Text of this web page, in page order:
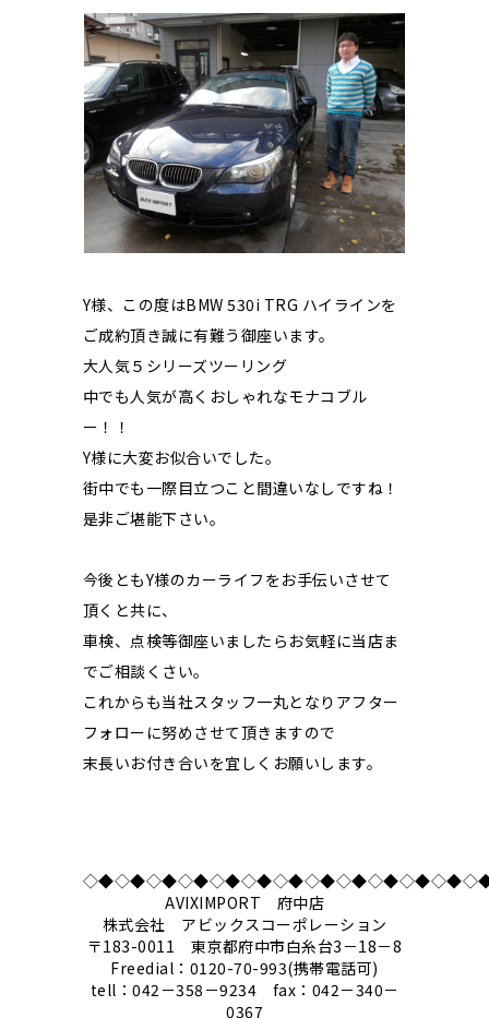
Y様、この度はBMW 530i TRG ハイラインを
ご成約頂き誠に有難う御座います。
大人気５シリーズツーリング
中でも人気が高くおしゃれなモナコブル
ー！！
Y様に大変お似合いでした。
街中でも一際目立つこと間違いなしですね！
是非ご堪能下さい。
今後ともY様のカーライフをお手伝いさせて
頂くと共に、
車検、点検等御座いましたらお気軽に当店ま
でご相談くさい。
これからも当社スタッフ一丸となりアフター
フォローに努めさせて頂きますので
末長いお付き合いを宜しくお願いします。
AVIXIMPORT 府中店
株式会社 アビックスコーポレーション
〒183-0011 東京都府中市白糸台3－18－8
Freedial：0120-70-993(携帯電話可)
tell：042－358－9234 fax：042－340－
0367